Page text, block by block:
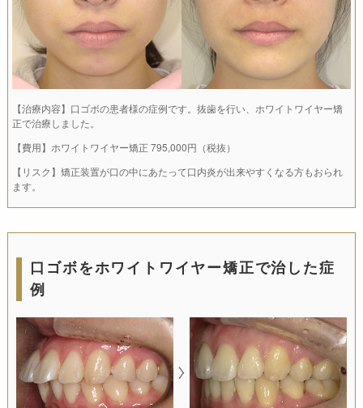
【治療内容】口ゴボの患者様の症例です。抜歯を行い、ホワイトワイヤー矯
正で治療しました。
【費用】ホワイトワイヤー矯正 795,000円（税抜）
【リスク】矯正装置が口の中にあたって口内炎が出来やすくなる方もおられ
ます。
口ゴボをホワイトワイヤー矯正で治した症
例